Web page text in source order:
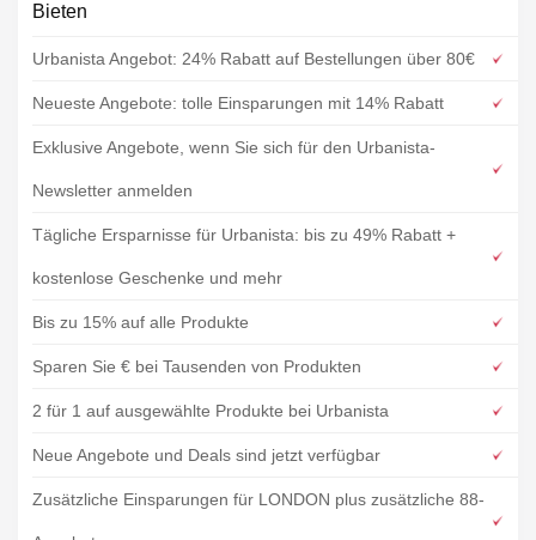
Bieten
Urbanista Angebot: 24% Rabatt auf Bestellungen über 80€
Neueste Angebote: tolle Einsparungen mit 14% Rabatt
Exklusive Angebote, wenn Sie sich für den Urbanista-
Newsletter anmelden
Tägliche Ersparnisse für Urbanista: bis zu 49% Rabatt +
kostenlose Geschenke und mehr
Bis zu 15% auf alle Produkte
Sparen Sie € bei Tausenden von Produkten
2 für 1 auf ausgewählte Produkte bei Urbanista
Neue Angebote und Deals sind jetzt verfügbar
Zusätzliche Einsparungen für LONDON plus zusätzliche 88-